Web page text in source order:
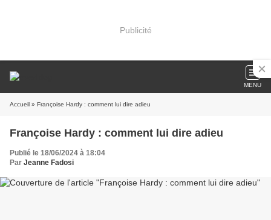
Publicité
MENU
Accueil » Françoise Hardy : comment lui dire adieu
Françoise Hardy : comment lui dire adieu
Publié le 18/06/2024 à 18:04
Par Jeanne Fadosi